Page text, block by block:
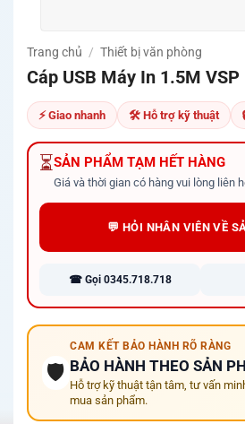
Trang chủ / Thiết bị văn phòng
Cáp USB Máy In 1.5M VSP
⚡ Giao nhanh 🛠 Hỗ trợ kỹ thuật
⏳SẢN PHẨM TẠM HẾT HÀNG
Giá và thời gian có hàng vui lòng liên
💬 HỎI NHÂN VIÊN VỀ
☎ Gọi 0345.718.718
🛡️
CAM KẾT BẢO HÀNH RÕ RÀNG
BẢO HÀNH THEO SẢN
Hỗ trợ kỹ thuật tận tâm, tư vấn
mua sản phẩm.